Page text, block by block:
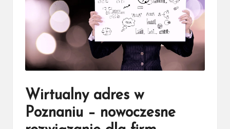
Wirtualny adres w
Poznaniu – nowoczesne